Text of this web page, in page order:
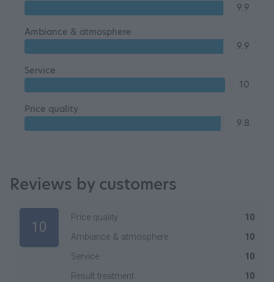
9.9
Ambiance & atmosphere
9.9
Service
10
Price quality
9.8
Reviews by customers
10
Price quality
10
Ambiance & atmosphere
10
Service
10
Result treatment
10